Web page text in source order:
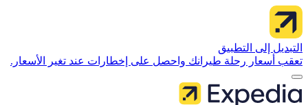
إلى التطبيق
رحلة طيرانك واحصل على إخطارات عند تغير الأسعار.